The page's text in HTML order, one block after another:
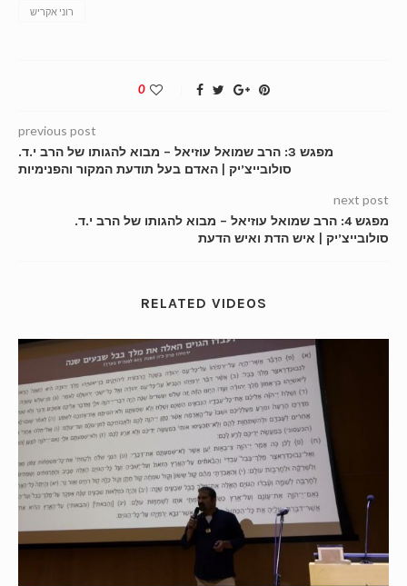
רוני אקריש
0
previous post
מפגש 3: הרב שמואל עוזיאל – מבוא להגותו של הרב י.ד.
סולובייצ’יק | האדם בעל תודעת המקור והפנימיות
next post
מפגש 4: הרב שמואל עוזיאל – מבוא להגותו של הרב י.ד.
סולובייצ’יק | איש הדת ואיש הדעת
RELATED VIDEOS